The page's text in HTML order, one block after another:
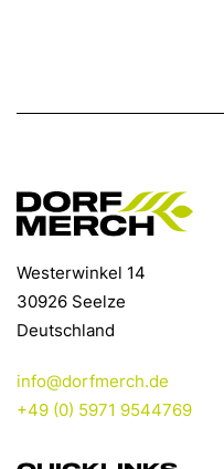
Westerwinkel 14
30926 Seelze
Deutschland
info@dorfmerch.de
+49 (0) 5971 9544769